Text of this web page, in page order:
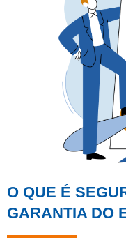
O QUE É
GARANTIA DO